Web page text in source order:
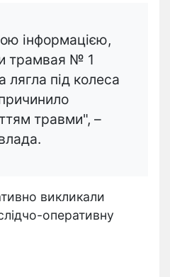
інформацією,
трамвая № 1
лягла під колеса
травми", –
викликали
оперативну